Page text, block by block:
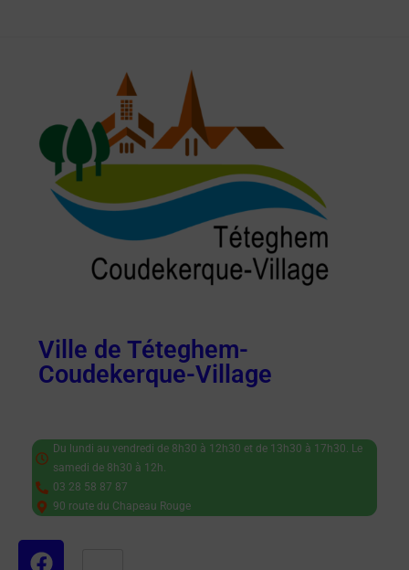
Ville de Téteghem-
Coudekerque-Village
Du lundi au vendredi de 8h30 à 12h30 et de 13h30 à 17h30. Le
samedi de 8h30 à 12h.
03 28 58 87 87
90 route du Chapeau Rouge